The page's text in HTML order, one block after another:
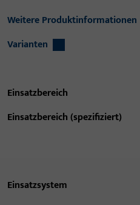
Weitere Produktinformationen
Varianten
Einsatzbereich
Einsatzbereich (spezifiziert)
Einsatzsystem